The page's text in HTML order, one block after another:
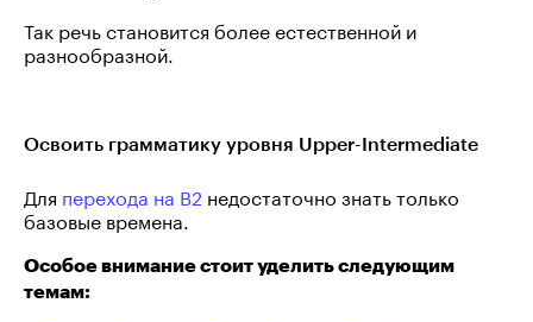
Так речь становится более естественной и
разнообразной.
Освоить грамматику уровня Upper-Intermediate
Для перехода на B2 недостаточно знать только
базовые времена.
Особое внимание стоит уделить следующим
темам: